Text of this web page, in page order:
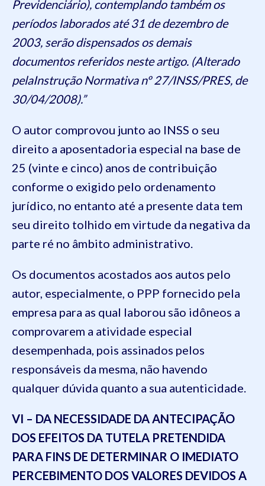
Previdenciário), contemplando também os
períodos laborados até 31 de dezembro de
2003, serão dispensados os demais
documentos referidos neste artigo. (Alterado
pelaInstrução Normativa nº 27/INSS/PRES, de
30/04/2008).”
O autor comprovou junto ao INSS o seu
direito a aposentadoria especial na base de
25 (vinte e cinco) anos de contribuição
conforme o exigido pelo ordenamento
jurídico, no entanto até a presente data tem
seu direito tolhido em virtude da negativa da
parte ré no âmbito administrativo.
Os documentos acostados aos autos pelo
autor, especialmente, o PPP fornecido pela
empresa para as qual laborou são idôneos a
comprovarem a atividade especial
desempenhada, pois assinados pelos
responsáveis da mesma, não havendo
qualquer dúvida quanto a sua autenticidade.
VI – DA NECESSIDADE DA ANTECIPAÇÃO
DOS EFEITOS DA TUTELA PRETENDIDA
PARA FINS DE DETERMINAR O IMEDIATO
PERCEBIMENTO DOS VALORES DEVIDOS A